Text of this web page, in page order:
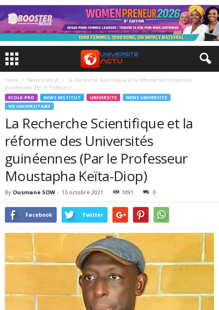
Home News Institut
La Recherche Scientifique et la réforme des Universités
guinéennes (Par le Professeur...
ECOLE-PRO NEWS INSTITUT UNIVERSITE
NEWS UNIVERSITE
VIE UNIVERSITAIRE
La Recherche Scientifique et la
réforme des Universités
guinéennes (Par le Professeur
Moustapha Keïta-Diop)
By Ousmane SOW - 15 octobre 2021 1091 0
Facebook Twitter